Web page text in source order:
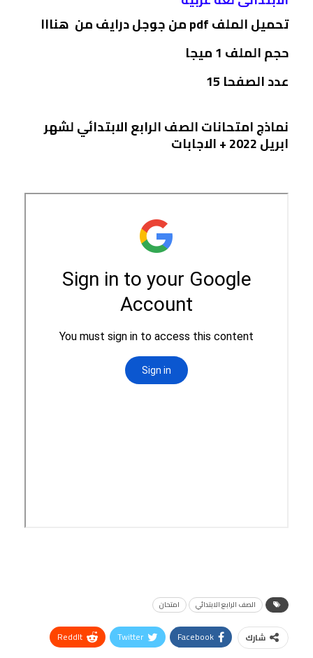
تحميل الملف pdf من جوجل درايف من هنااا
حجم الملف 1 ميجا
عدد الصفحا 15
نماذج امتحانات الصف الرابع الابتدائي لشهر
ابريل 2022 + الاجابات
الصف الرابع الابتدائي امتحان
شارك Facebook
Twitter
ReddIt